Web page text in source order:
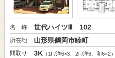
名 称 世代ハイツⅢ 102
所在地 山形県鶴岡市睦町
間取り 3K（1F/洋6×3、2F/洋6、和6×2）